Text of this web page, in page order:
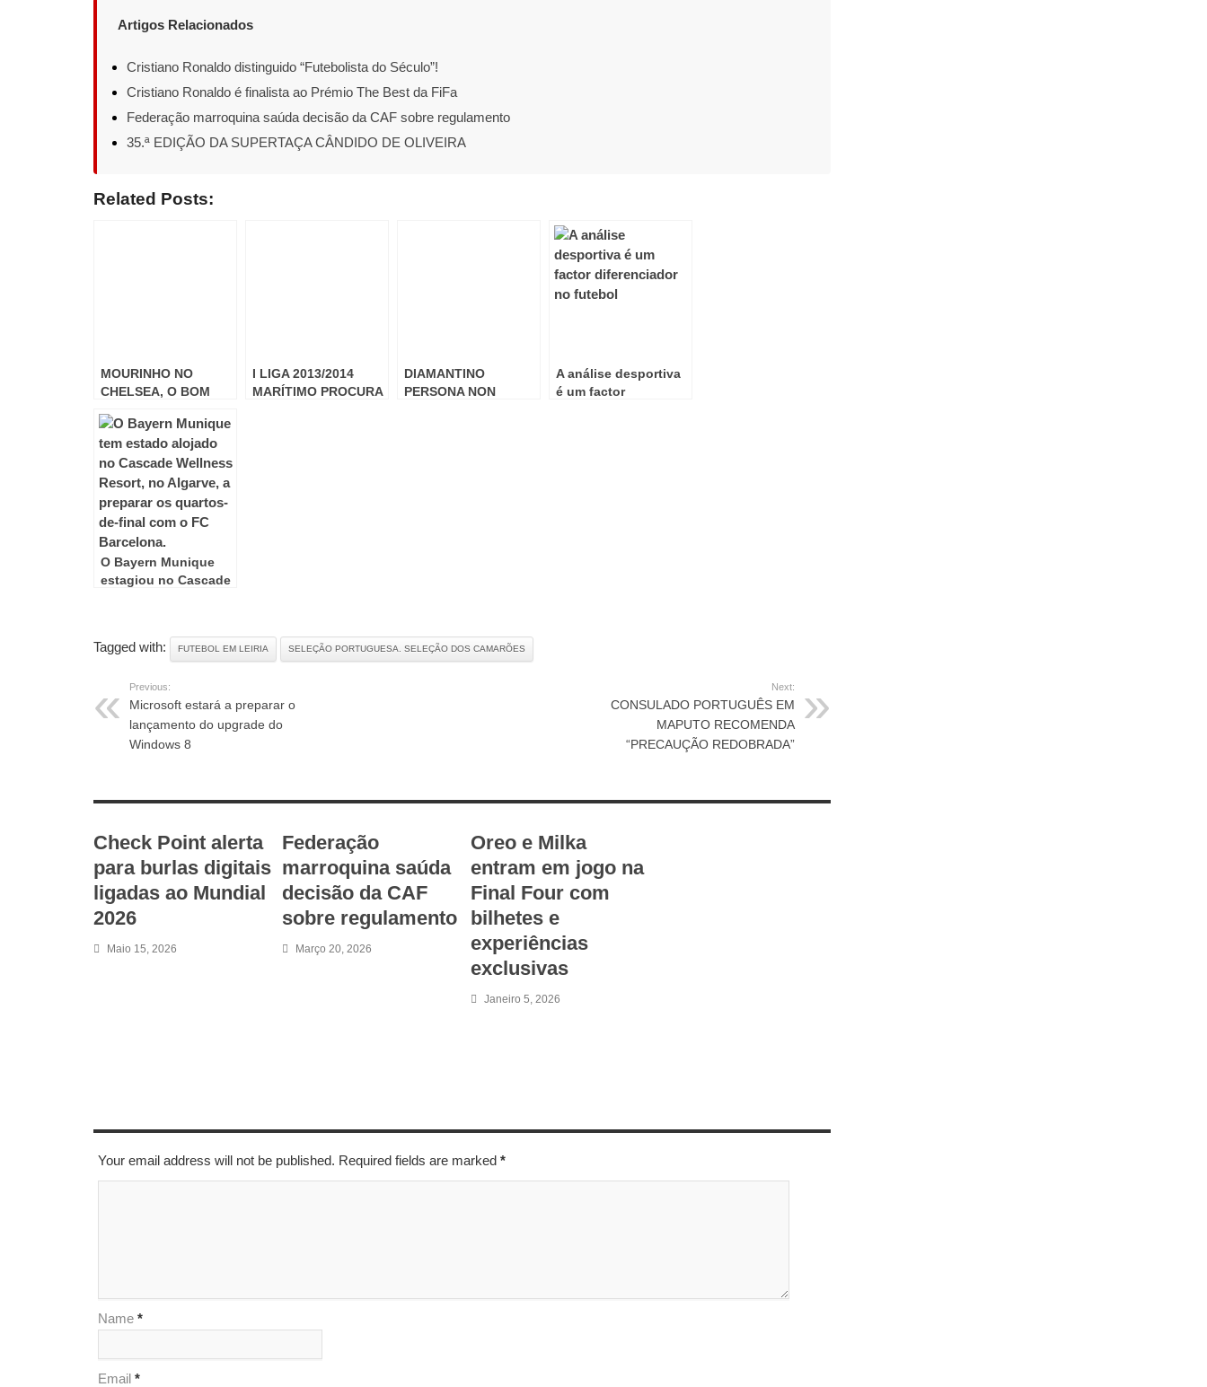
Artigos Relacionados
Cristiano Ronaldo distinguido “Futebolista do Século”!
Cristiano Ronaldo é finalista ao Prémio The Best da FiFa
Federação marroquina saúda decisão da CAF sobre regulamento
35.ª EDIÇÃO DA SUPERTAÇA CÂNDIDO DE OLIVEIRA
Related Posts:
MOURINHO NO
CHELSEA, O BOM
TORNA
I LIGA 2013/2014
MARÍTIMO PROCURA
DIAMANTINO
PERSONA NON
A análise desportiva
é um factor
O Bayern Munique
estagiou no Cascade
Tagged with: FUTEBOL EM LEIRIA SELEÇÃO PORTUGUESA. SELEÇÃO DOS CAMARÕES
Previous:
Microsoft estará a preparar o
lançamento do upgrade do
Windows 8
Next:
CONSULADO PORTUGUÊS EM
MAPUTO RECOMENDA
“PRECAUÇÃO REDOBRADA”
Check Point alerta
para burlas digitais
ligadas ao Mundial
2026
Maio 15, 2026
Federação
marroquina saúda
decisão da CAF
sobre regulamento
Março 20, 2026
Oreo e Milka
entram em jogo na
Final Four com
bilhetes e
experiências
exclusivas
Janeiro 5, 2026
Your email address will not be published. Required fields are marked *
Name *
Email *